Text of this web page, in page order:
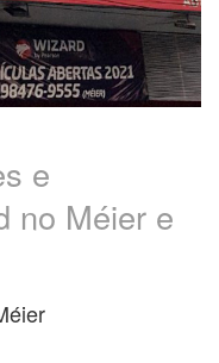
e
no Méier e